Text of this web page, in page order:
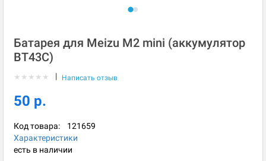
Батарея для Meizu M2 mini (аккумулятор
BT43C)
★ ★ ★ ★ ★ | Написать отзыв
50 р.
Код товара: 121659
Характеристики
есть в наличии